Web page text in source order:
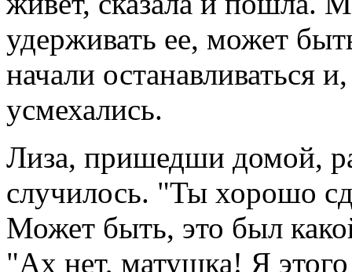
удерживать ее, может
начали останавливаться
усмехались.
Лиза, пришедши домой,
случилось. "Ты хорошо
Может быть, это был
"Ах нет, матушка! Я